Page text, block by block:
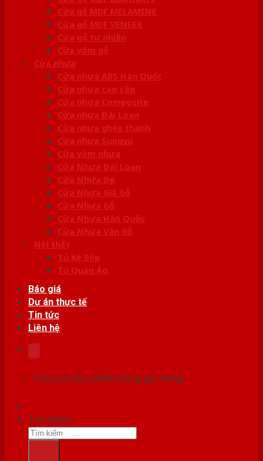
Cửa gỗ MDF MELAMINE
Cửa gỗ MDF VENEER
Cửa gỗ tự nhiên
Cửa vòm gỗ
Cửa nhựa
Cửa nhựa ABS Hàn Quốc
Cửa nhựa cao cấp
Cửa nhựa Composite
Cửa nhựa Đài Loan
Cửa nhựa ghép thanh
Cửa nhựa Sungyu
Cửa vòm nhựa
Cửa Nhựa Đài Loan
Cửa Nhựa Đẹp
Cửa Nhựa Giả Gỗ
Cửa Nhựa Gỗ
Cửa Nhựa Hàn Quốc
Cửa Nhựa Vân Gỗ
Nội thất
Tủ Kệ Bếp
Tủ Quần Áo
Báo giá
Dự án thực tế
Tin tức
Liên hệ
Chưa có sản phẩm trong giỏ hàng.
Tìm kiếm: